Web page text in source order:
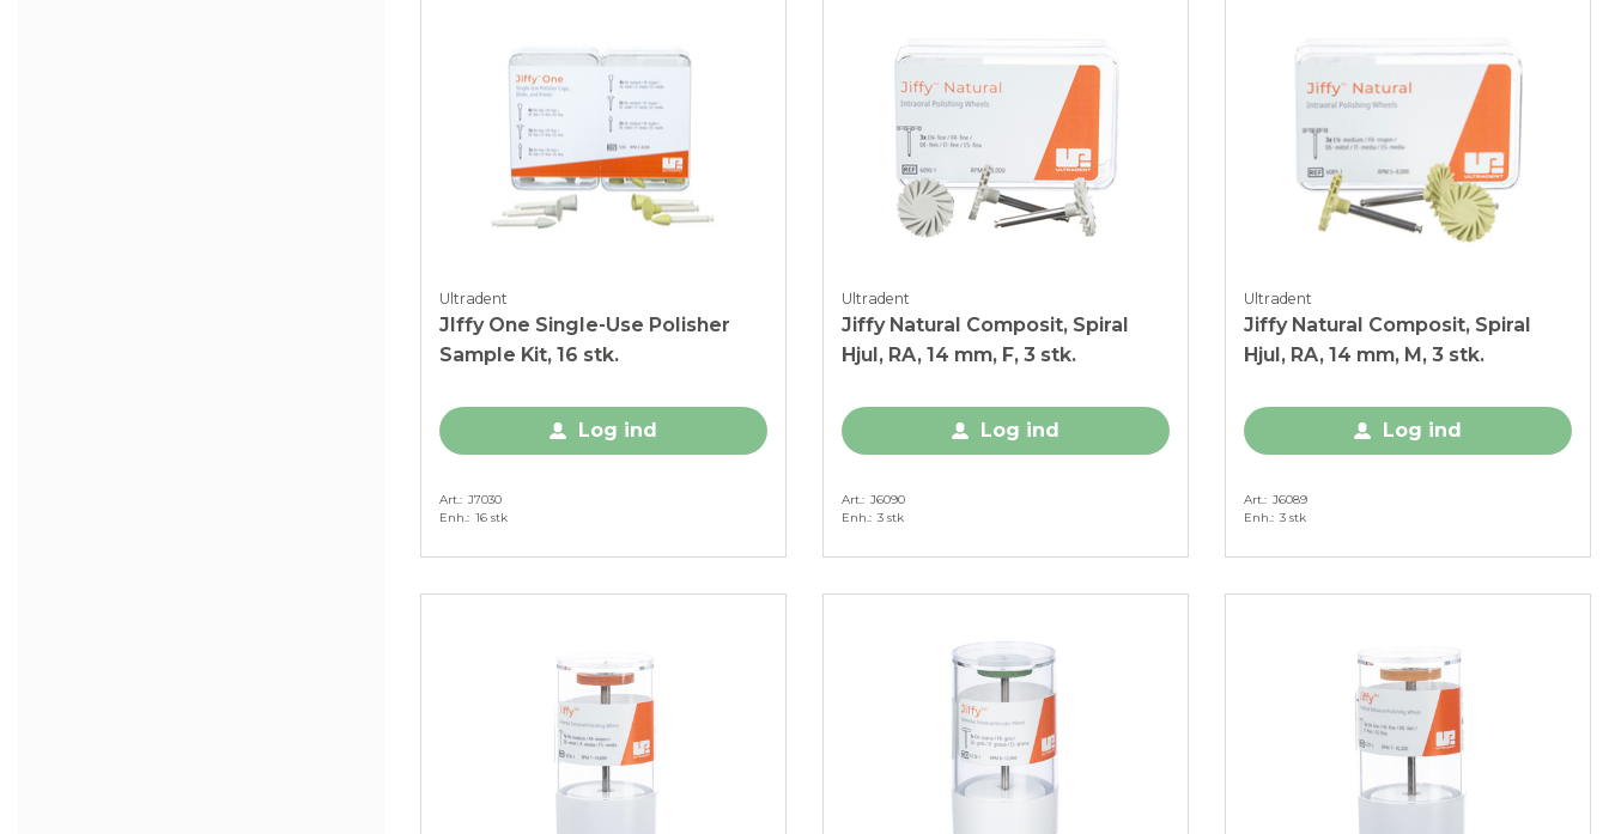
Ultradent
JIffy One Single-Use Polisher
Sample Kit, 16 stk.
Log ind
Art. J7030
Enh. 16 stk
Ultradent
Jiffy Natural Composit, Spiral
Hjul, RA, 14 mm, F, 3 stk.
Log ind
Art. J6090
Enh. 3 stk
Ultradent
Jiffy Natural Composit, Spiral
Hjul, RA, 14 mm, M, 3 stk.
Log ind
Art. J6089
Enh. 3 stk